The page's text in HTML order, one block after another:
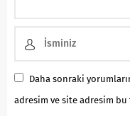
Daha sonraki
adresim ve site adresim bu